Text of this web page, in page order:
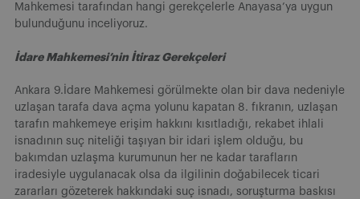
Mahkemesi tarafından hangi gerekçelerle Anayasa’ya uygun
bulunduğunu inceliyoruz.
İdare Mahkemesi’nin İtiraz Gerekçeleri
Ankara 9.İdare Mahkemesi görülmekte olan bir dava nedeniyle
uzlaşan tarafa dava açma yolunu kapatan 8. fıkranın, uzlaşan
tarafın mahkemeye erişim hakkını kısıtladığı, rekabet ihlali
isnadının suç niteliği taşıyan bir idari işlem olduğu, bu
bakımdan uzlaşma kurumunun her ne kadar tarafların
iradesiyle uygulanacak olsa da ilgilinin doğabilecek ticari
zararları gözeterek hakkındaki suç isnadı, soruşturma baskısı